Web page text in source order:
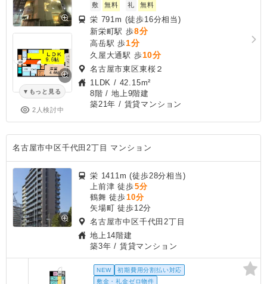
もっと見る
2人検討中
敷
無料 礼 無料
栄 791m (徒歩16分相当)
新栄町駅 歩8分
高岳駅 歩1分
久屋大通駅 歩10分
名古屋市東区東桜２
1LDK / 42.15m²
8階 / 地上9階建
築21年 / 賃貸マンション
名古屋市中区千代田2丁目 マンション
栄 1411m (徒歩28分相当)
上前津 徒歩5分
鶴舞 徒歩10分
矢場町 徒歩12分
名古屋市中区千代田2丁目
地上14階建
築3年 / 賃貸マンション
NEW
初期費用分割払い対応
敷金・礼金ゼロ物件